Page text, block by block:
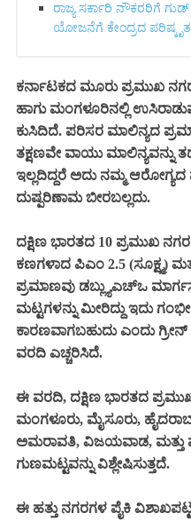
ರಾಜ್ಯ ಸರ್ಕಾರಿ ನೌಕರರಿಗೆ
ಯೋಜನೆಗೆ ಕೇಂದ್ರದ
ಕರ್ನಾಟಕದ ಮೂರು ಪ್ರಮುಖ
ಹಾಗು ಮಂಗಳೂರಿನಲ್ಲಿ
ಕುಸಿದಿದೆ. ಪರಿಸರ ಮಾಲಿನ್ಯದ
ತಕ್ಷಣವೇ ವಾಯು ಮಾಲಿನ್ಯವನ್ನು
ಇಲ್ಲದಿದ್ದರೆ ಅದು ನಮ್ಮ
ದುಷ್ಪರಿಣಾಮ ಬೀರಬಲ್ಲದು.
ದಕ್ಷಿಣ ಭಾರತದ 10 ಪ್ರಮುಖ
ಕಣಗಳಾದ ಪಿಎಂ 2.5 (ಸೂಕ್ಷ್ಮ)
ಪ್ರಮಾಣವು ಡಬ್ಲ್ಯುಎಚ್ಒ
ಮಟ್ಟಗಳನ್ನು ಮೀರಿದ್ದು ಇದು
ಕಾರಣವಾಗಬಹುದು ಎಂದು
ವರದಿ ಎಚ್ಚರಿಸಿದೆ.
ಈ ವರದಿ, ದಕ್ಷಿಣ ಭಾರತದ
ಮಂಗಳೂರು, ಮೈಸೂರು,
ಅಮರಾವತಿ, ವಿಜಯವಾಡ, ಮತ್ತು
ಗುಣಮಟ್ಟವನ್ನು ವಿಶ್ಲೇಷಿಸುತ್ತದೆ.
ಈ ಹತ್ತು ನಗರಗಳ ಪೈಕಿ